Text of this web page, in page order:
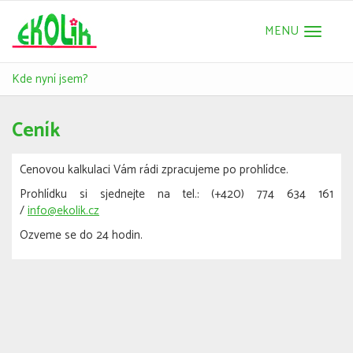
Toggle
Kde nyní jsem?
Ceník
Cenovou kalkulaci Vám rádi zpracujeme po prohlídce.
Prohlídku si sjednejte na tel.: (+420) 774 634 161
/info@ekolik.cz
Ozveme se do 24 hodin.